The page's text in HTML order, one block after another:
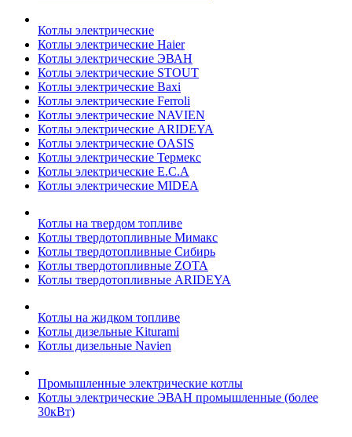
Котлы электрические
Котлы электрические Haier
Котлы электрические ЭВАН
Котлы электрические STOUT
Котлы электрические Baxi
Котлы электрические Ferroli
Котлы электрические NAVIEN
Котлы электрические ARIDEYA
Котлы электрические OASIS
Котлы электрические Термекс
Котлы электрические E.C.A
Котлы электрические MIDEA
Котлы на твердом топливе
Котлы твердотопливные Мимакс
Котлы твердотопливные Сибирь
Котлы твердотопливные ZOTA
Котлы твердотопливные ARIDEYA
Котлы на жидком топливе
Котлы дизельные Kiturami
Котлы дизельные Navien
Промышленные электрические котлы
Котлы электрические ЭВАН промышленные (более
30кВт)